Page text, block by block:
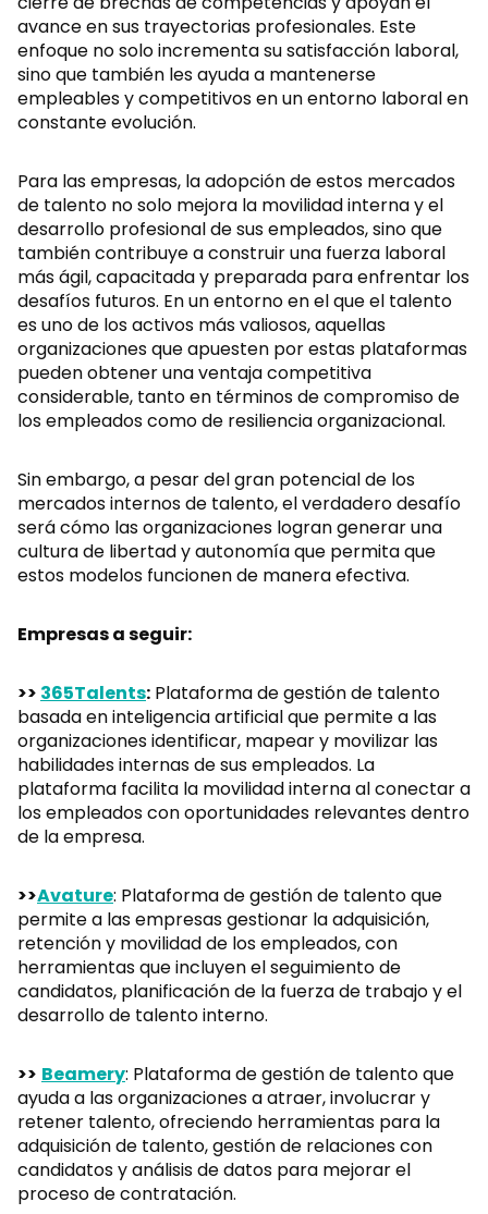
avance en sus trayectorias profesionales. Este
enfoque no solo incrementa su satisfacción laboral,
sino que también les ayuda a mantenerse
empleables y competitivos en un entorno laboral en
constante evolución.
Para las empresas, la adopción de estos mercados
de talento no solo mejora la movilidad interna y el
desarrollo profesional de sus empleados, sino que
también contribuye a construir una fuerza laboral
más ágil, capacitada y preparada para enfrentar los
desafíos futuros. En un entorno en el que el talento
es uno de los activos más valiosos, aquellas
organizaciones que apuesten por estas plataformas
pueden obtener una ventaja competitiva
considerable, tanto en términos de compromiso de
los empleados como de resiliencia organizacional.
Sin embargo, a pesar del gran potencial de los
mercados internos de talento, el verdadero desafío
será cómo las organizaciones logran generar una
cultura de libertad y autonomía que permita que
estos modelos funcionen de manera efectiva.
Empresas a seguir:
>> 365Talents: Plataforma de gestión de talento
basada en inteligencia artificial que permite a las
organizaciones identificar, mapear y movilizar las
habilidades internas de sus empleados. La
plataforma facilita la movilidad interna al conectar a
los empleados con oportunidades relevantes dentro
de la empresa.
>>Avature: Plataforma de gestión de talento que
permite a las empresas gestionar la adquisición,
retención y movilidad de los empleados, con
herramientas que incluyen el seguimiento de
candidatos, planificación de la fuerza de trabajo y el
desarrollo de talento interno.
>> Beamery: Plataforma de gestión de talento que
ayuda a las organizaciones a atraer, involucrar y
retener talento, ofreciendo herramientas para la
adquisición de talento, gestión de relaciones con
candidatos y análisis de datos para mejorar el
proceso de contratación.